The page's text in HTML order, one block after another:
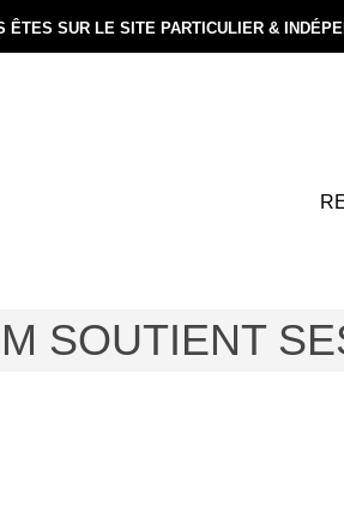
ÊTES SUR LE SITE PARTICULIER &
SOUTIENT